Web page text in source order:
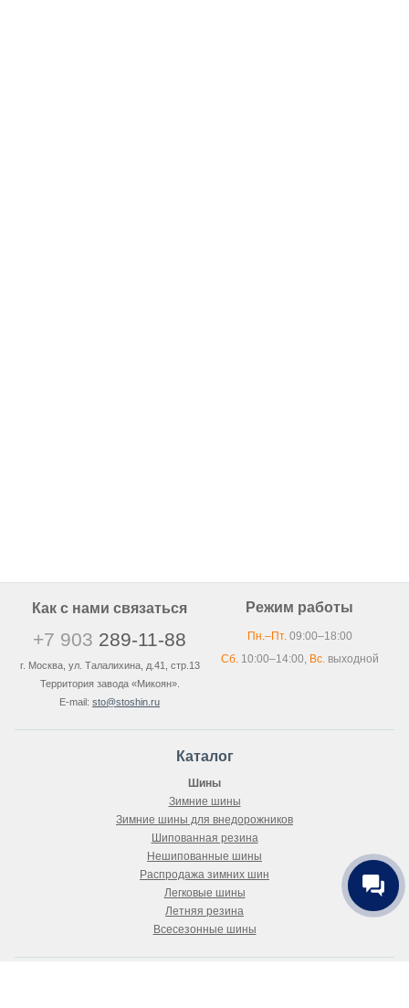
Как с нами связаться
+7 903 289-11-88
г. Москва, ул. Талалихина, д.41, стр.13
Территория завода «Микоян».
E-mail: sto@stoshin.ru
Режим работы
Пн.–Пт.09:00–18:00
Сб.10:00–14:00, Вс.выходной
Каталог
Шины
Зимние шины
Зимние шины для внедорожников
Шипованная резина
Нешипованные шины
Распродажа зимних шин
Легковые шины
Летняя резина
Всесезонные шины